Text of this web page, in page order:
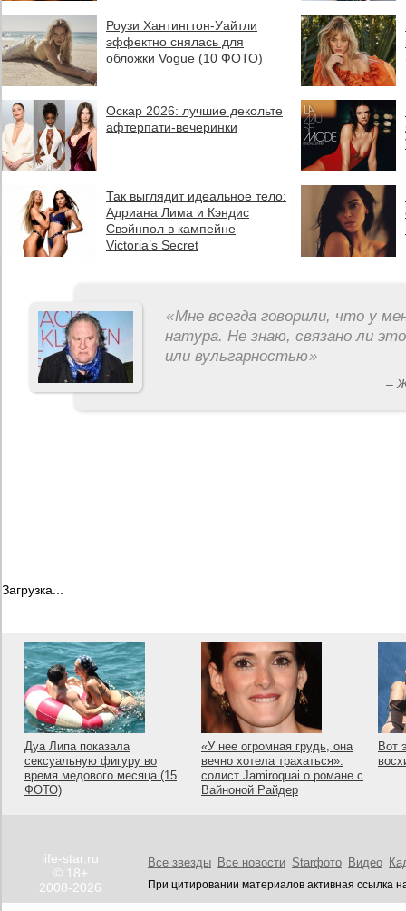
Роузи Хантингтон-Уайтли
эффектно снялась для
обложки Vogue (10 ФОТО)
Оскар 2026: лучшие декольте
афтерпати-вечеринки
Так выглядит идеальное тело:
Адриана Лима и Кэндис
Свэйнпол в кампейне
Victoria’s Secret
«Мне всегда говорили, что у
натура. Не знаю, связано ли
или вульгарностью»
–
Загрузка...
Дуа Липа показала
сексуальную фигуру во
время медового месяца (15
ФОТО)
«У нее огромная грудь, она
вечно хотела трахаться»:
солист Jamiroquai о романе с
Вайноной Райдер
Вот
life-star.ru
© 18+
2008-2026
Все звезды Все новости Starфото Видео
При цитировании материалов активная ссылка